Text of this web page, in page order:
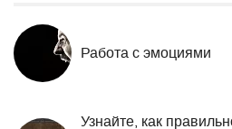
Работа с эмоциями
Узнайте, как